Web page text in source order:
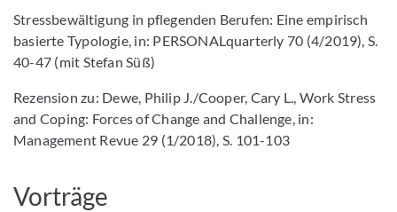
Stressbewältigung in pflegenden Berufen: Eine empirisch
basierte Typologie, in: PERSONALquarterly 70 (4/2019), S.
40-47 (mit Stefan Süß)
Rezension zu: Dewe, Philip J./Cooper, Cary L., Work Stress
and Coping: Forces of Change and Challenge, in:
Management Revue 29 (1/2018), S. 101-103
Vorträge